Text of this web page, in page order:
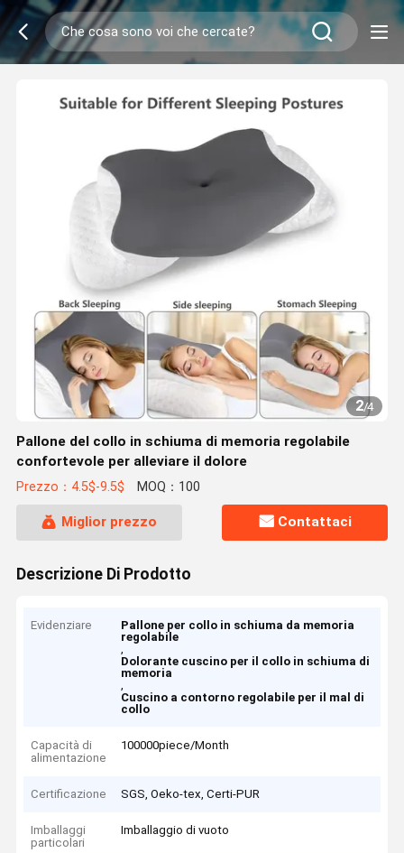
2/4
Pallone del collo in schiuma di memoria regolabile
confortevole per alleviare il dolore
Prezzo：4.5$-9.5$ MOQ：100
Miglior prezzo Contattaci
Descrizione Di Prodotto
Evidenziare
Pallone per collo in schiuma da memoria
regolabile
,
Dolorante cuscino per il collo in schiuma di
memoria
,
Cuscino a contorno regolabile per il mal di
collo
Capacità di
alimentazione
100000piece/Month
Certificazione SGS, Oeko-tex, Certi-PUR
Imballaggi
particolari
Imballaggio di vuoto